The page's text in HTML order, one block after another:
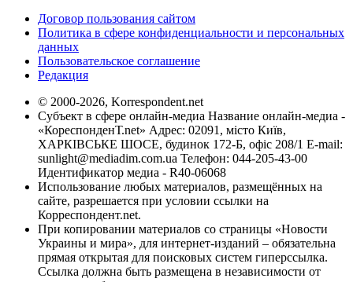
Договор пользования сайтом
Политика в сфере конфиденциальности и персональных
данных
Пользовательское соглашение
Редакция
© 2000-2026, Korrespondent.net
Субъект в сфере онлайн-медиа Название онлайн-медиа -
«КореспонденТ.net» Адрес: 02091, місто Київ,
ХАРКІВСЬКЕ ШОСЕ, будинок 172-Б, офіс 208/1 E-mail:
sunlight@mediadim.com.ua Телефон: 044-205-43-00
Идентификатор медиа - R40-06068
Использование любых материалов, размещённых на
сайте, разрешается при условии ссылки на
Корреспондент.net.
При копировании материалов со страницы «Новости
Украины и мира», для интернет-изданий – обязательна
прямая открытая для поисковых систем гиперссылка.
Ссылка должна быть размещена в независимости от